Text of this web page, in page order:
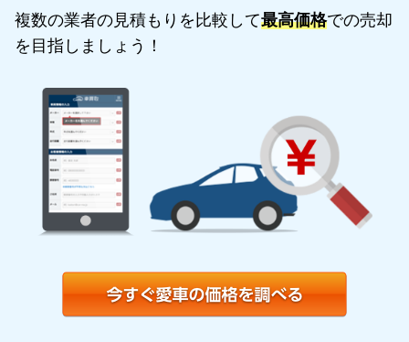
複数の業者の見積もりを比較して最高価格での売却
を目指しましょう！